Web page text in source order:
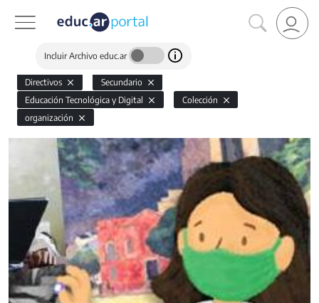
Incluir Archivo educ.ar
Directivos
Secundario
Educación Tecnológica y Digital
Colección
organización